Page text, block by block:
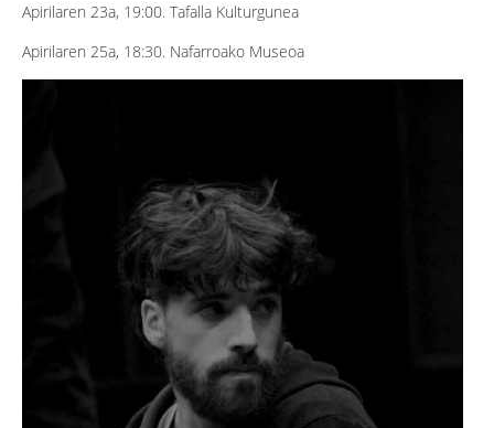
Apirilaren 23a, 19:00. Tafalla Kulturgunea
Apirilaren 25a, 18:30. Nafarroako Museoa